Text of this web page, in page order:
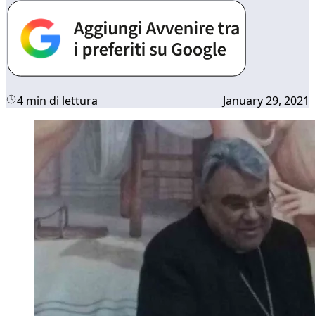
4 min di lettura January 29, 2021